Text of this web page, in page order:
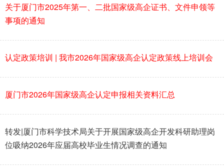
关于厦门市2025年第一、二批国家级高企证书、文件申领等
事项的通知
认定政策培训 | 我市2026年国家级高企认定政策线上培训会
厦门市2026年国家级高企认定申报相关资料汇总
转发|厦门市科学技术局关于开展国家级高企开发科研助理岗
位吸纳2026年应届高校毕业生情况调查的通知